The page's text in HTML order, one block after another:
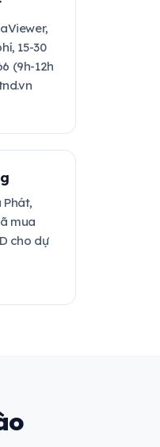
15-30
(9h-12h
Phát,
mua
cho dự